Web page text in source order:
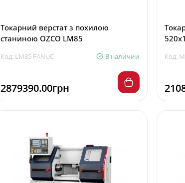
Токарний верстат з похилою
станиною OZCO LM85
Код: LM85 FANUC В наличии
2879390.00грн
Код: